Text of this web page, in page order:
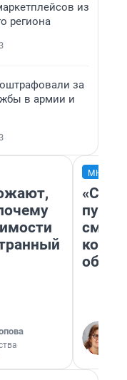
из
региона
за
в армии и